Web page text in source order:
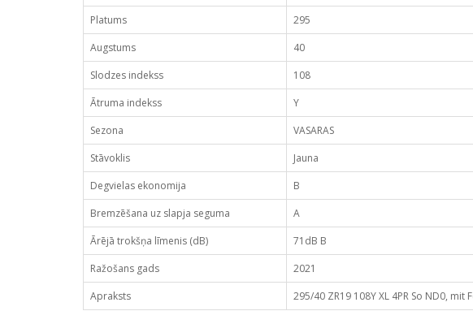
Platums
295
Augstums
40
Slodzes indekss
108
Ātruma indekss
Y
Sezona
VASARAS
Stāvoklis
Jauna
Degvielas ekonomija
B
Bremzēšana uz slapja seguma
A
Ārējā trokšņa līmenis (dB)
71dB B
Ražošans gads
2021
Apraksts
295/40 ZR19 108Y XL 4PR So ND0, mit